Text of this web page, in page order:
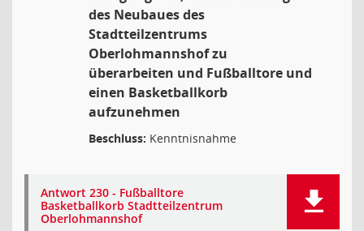
des Neubaues des
Stadtteilzentrums
Oberlohmannshof zu
überarbeiten und Fußballtore und
einen Basketballkorb
aufzunehmen
Beschluss: Kenntnisnahme
Antwort 230 - Fußballtore
Basketballkorb Stadtteilzentrum
Oberlohmannshof